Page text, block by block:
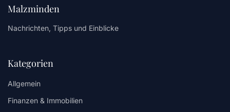
Malzminden
Nachrichten, Tipps und Einblicke
Kategorien
Allgemein
Finanzen & Immobilien